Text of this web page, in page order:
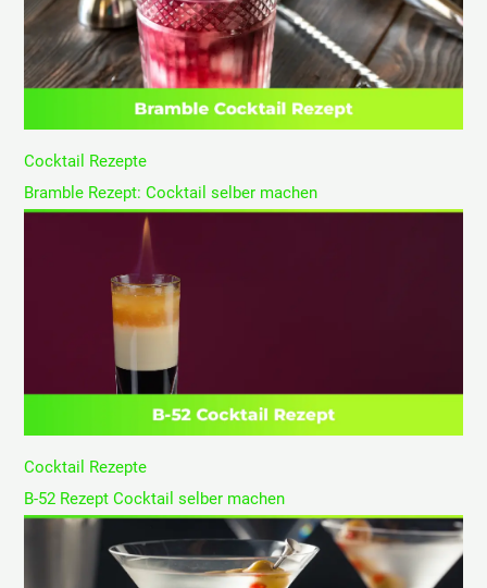
Cocktail Rezepte
Bramble Rezept: Cocktail selber machen
Cocktail Rezepte
B-52 Rezept Cocktail selber machen